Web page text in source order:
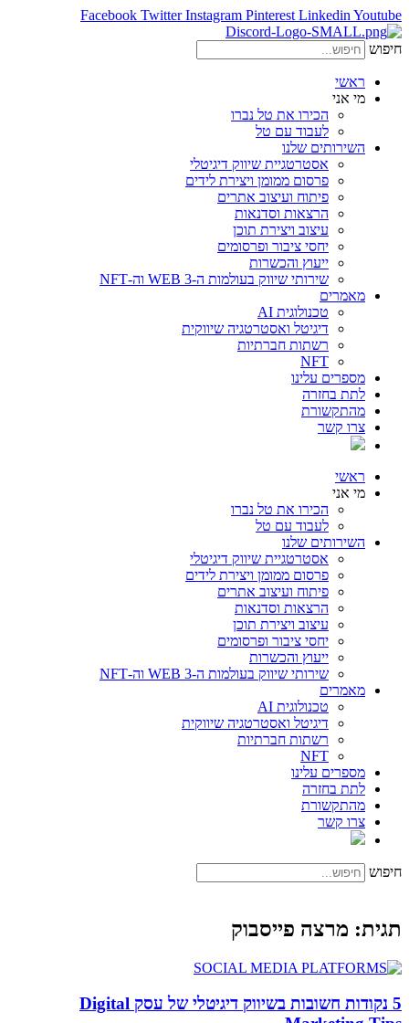
Facebook Twitter Instagram Pinterest Linkedin Youtube
חיפוש
ראשי
מי אני
הכירו את טל נברו
לעבוד עם טל
השירותים שלנו
אסטרטגיית שיווק דיגיטלי
פרסום ממומן ויצירת לידים
פיתוח ועיצוב אתרים
הרצאות וסדנאות
עיצוב ויצירת תוכן
יחסי ציבור ופרסומים
ייעוץ והכשרות
שירותי שיווק בעולמות ה-WEB 3 וה-NFT
מאמרים
טכנולוגית AI
דיגיטל ואסטרטגיה שיווקית
רשתות חברתיות
NFT
מספרים עלינו
לתת בחזרה
מהתקשורת
צרו קשר
ראשי
מי אני
הכירו את טל נברו
לעבוד עם טל
השירותים שלנו
אסטרטגיית שיווק דיגיטלי
פרסום ממומן ויצירת לידים
פיתוח ועיצוב אתרים
הרצאות וסדנאות
עיצוב ויצירת תוכן
יחסי ציבור ופרסומים
ייעוץ והכשרות
שירותי שיווק בעולמות ה-WEB 3 וה-NFT
מאמרים
טכנולוגית AI
דיגיטל ואסטרטגיה שיווקית
רשתות חברתיות
NFT
מספרים עלינו
לתת בחזרה
מהתקשורת
צרו קשר
חיפוש
תגית: מרצה פייסבוק
5 נקודות חשובות בשיווק דיגיטלי של עסק Digital